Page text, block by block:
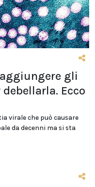
gli
Ecco
virale che può causare
da decenni ma si sta